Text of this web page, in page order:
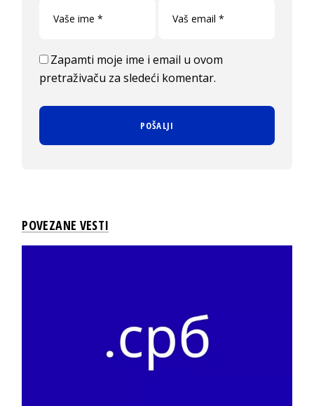
Zapamti moje ime i email u ovom
pretraživaču za sledeći komentar.
POVEZANE VESTI